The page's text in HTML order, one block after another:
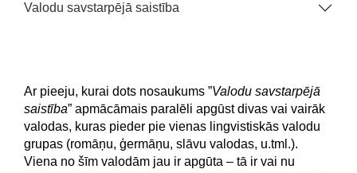
Valodu savstarpējā saistība
Ar pieeju, kurai dots nosaukums ”Valodu savstarpējā
saistība” apmācāmais paralēli apgūst divas vai vairāk
valodas, kuras pieder pie vienas lingvistiskās valodu
grupas (romāņu, ģermāņu, slāvu valodas, u.tml.).
Viena no šīm valodām jau ir apgūta – tā ir vai nu